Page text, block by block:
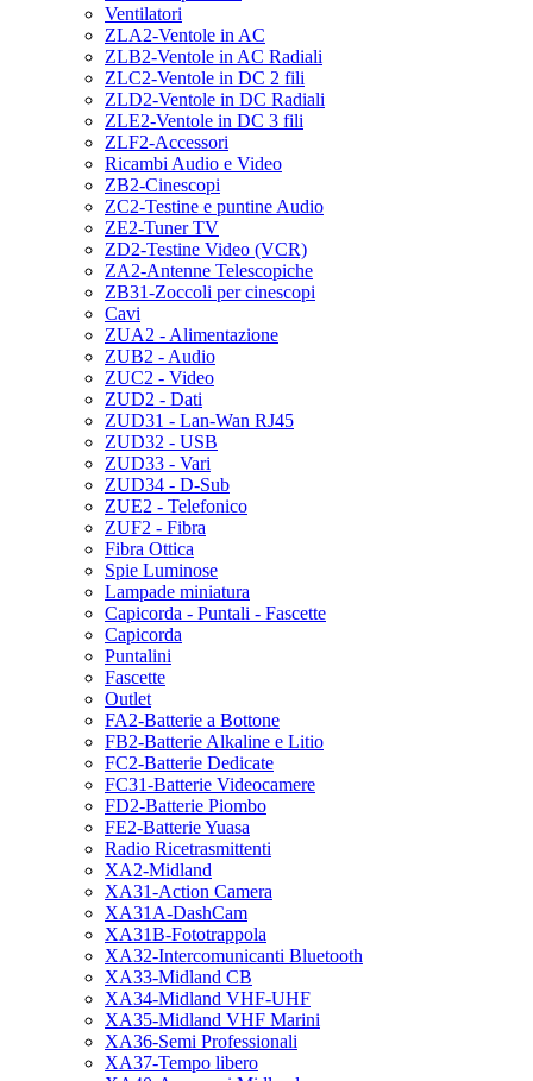
Ventilatori
ZLA2-Ventole in AC
ZLB2-Ventole in AC Radiali
ZLC2-Ventole in DC 2 fili
ZLD2-Ventole in DC Radiali
ZLE2-Ventole in DC 3 fili
ZLF2-Accessori
Ricambi Audio e Video
ZB2-Cinescopi
ZC2-Testine e puntine Audio
ZE2-Tuner TV
ZD2-Testine Video (VCR)
ZA2-Antenne Telescopiche
ZB31-Zoccoli per cinescopi
Cavi
ZUA2 - Alimentazione
ZUB2 - Audio
ZUC2 - Video
ZUD2 - Dati
ZUD31 - Lan-Wan RJ45
ZUD32 - USB
ZUD33 - Vari
ZUD34 - D-Sub
ZUE2 - Telefonico
ZUF2 - Fibra
Fibra Ottica
Spie Luminose
Lampade miniatura
Capicorda - Puntali - Fascette
Capicorda
Puntalini
Fascette
Outlet
FA2-Batterie a Bottone
FB2-Batterie Alkaline e Litio
FC2-Batterie Dedicate
FC31-Batterie Videocamere
FD2-Batterie Piombo
FE2-Batterie Yuasa
Radio Ricetrasmittenti
XA2-Midland
XA31-Action Camera
XA31A-DashCam
XA31B-Fototrappola
XA32-Intercomunicanti Bluetooth
XA33-Midland CB
XA34-Midland VHF-UHF
XA35-Midland VHF Marini
XA36-Semi Professionali
XA37-Tempo libero